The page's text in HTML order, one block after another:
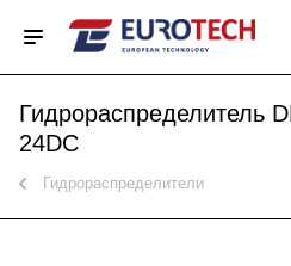
Гидрораспределитель
24DC
Гидрораспределители